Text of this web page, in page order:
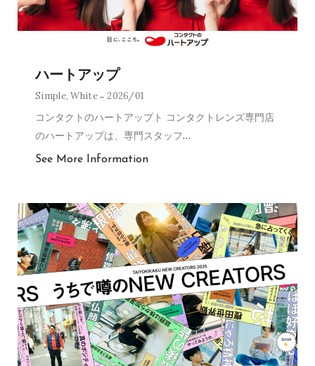
ハートアップ
Simple,White 2026/01
コンタクトのハートアップト コンタクトレンズ専門店
のハートアップは、専門スタッフ…
See More Information